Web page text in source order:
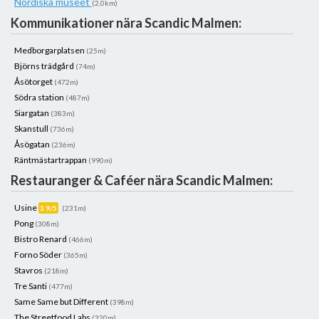
(2,0km)
Kommunikationer nära Scandic Malmen:
Medborgarplatsen (25m)
Björns trädgård (74m)
Åsötorget (472m)
Södra station (487m)
Siargatan (383m)
Skanstull (736m)
Åsögatan (236m)
Räntmästartrappan (990m)
Restauranger & Caféer nära Scandic Malmen:
Usine 3.9/5 (231m)
Pong (308m)
Bistro Renard (466m)
Forno Söder (365m)
Stavros (218m)
Tre Santi (477m)
Same Same but Different (398m)